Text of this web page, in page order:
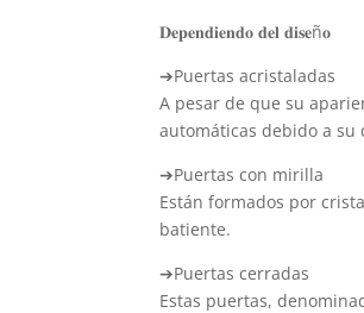
𝐃𝐞𝐩𝐞𝐧𝐝𝐢𝐞𝐧𝐝𝐨 𝐝𝐞𝐥 𝐝𝐢𝐬𝐞ñ𝐨
➔Puertas acristaladas
A pesar de que su
automáticas debido a su
➔Puertas con mirilla
Están formados por
batiente.
➔Puertas cerradas
Estas puertas,